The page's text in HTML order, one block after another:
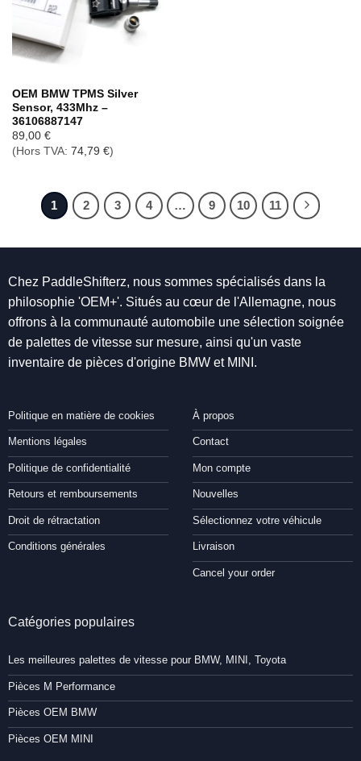
OEM BMW TPMS Silver
Sensor, 433Mhz –
36106887147
89,00 €
(Hors TVA: 74,79 €)
1 2 3 4 … 9 10 11
Chez PaddleShifterz, nous sommes spécialisés dans la
philosophie 'OEM+'. Situés au cœur de l'Allemagne, nous
offrons à la communauté automobile une sélection soignée
de palettes de vitesse sur mesure, ainsi qu'un vaste
inventaire de pièces d'origine BMW et MINI.
Politique en matière de cookies
Mentions légales
Politique de confidentialité
Retours et remboursements
Droit de rétractation
Conditions générales
À propos
Contact
Mon compte
Nouvelles
Sélectionnez votre véhicule
Livraison
Cancel your order
Catégories populaires
Les meilleures palettes de vitesse pour BMW, MINI, Toyota
Pièces M Performance
Pièces OEM BMW
Pièces OEM MINI